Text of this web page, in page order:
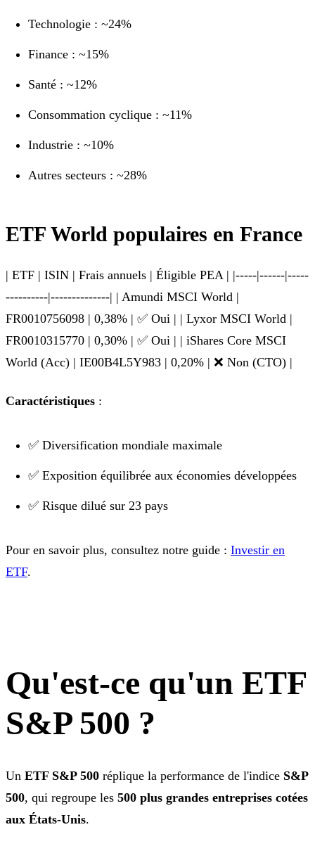
Technologie : ~24%
Finance : ~15%
Santé : ~12%
Consommation cyclique : ~11%
Industrie : ~10%
Autres secteurs : ~28%
ETF World populaires en France
| ETF | ISIN | Frais annuels | Éligible PEA | |-----|------|-----
----------|--------------| | Amundi MSCI World |
FR0010756098 | 0,38% | ✅ Oui | | Lyxor MSCI World |
FR0010315770 | 0,30% | ✅ Oui | | iShares Core MSCI
World (Acc) | IE00B4L5Y983 | 0,20% | ❌ Non (CTO) |
Caractéristiques :
✅ Diversification mondiale maximale
✅ Exposition équilibrée aux économies développées
✅ Risque dilué sur 23 pays
Pour en savoir plus, consultez notre guide : Investir en
ETF.
Qu'est-ce qu'un ETF
S&P 500 ?
Un ETF S&P 500 réplique la performance de l'indice S&P
500, qui regroupe les 500 plus grandes entreprises cotées
aux États-Unis.